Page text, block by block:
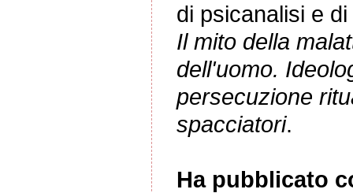
di psicanalisi e
Il mito della
dell'uomo.
persecuzione
spacciatori.
Ha pubblicato